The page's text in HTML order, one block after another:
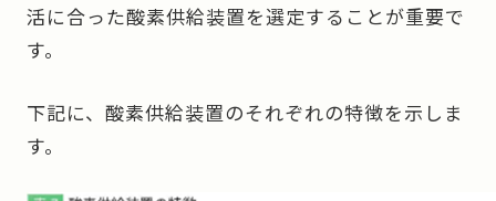
活に合った酸素供給装置を選定することが重要で
す。
下記に、酸素供給装置のそれぞれの特徴を示しま
す。